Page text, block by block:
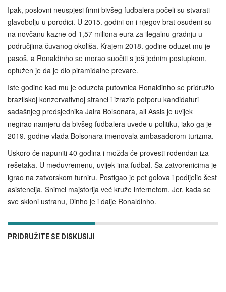
Ipak, poslovni neuspjesi firmi bivšeg fudbalera počeli su stvarati
glavobolju u porodici. U 2015. godini on i njegov brat osuđeni su
na novčanu kazne od 1,57 miliona eura za ilegalnu gradnju u
područjima čuvanog okoliša. Krajem 2018. godine oduzet mu je
pasoš, a Ronaldinho se morao suočiti s još jednim postupkom,
optužen je da je dio piramidalne prevare.
Iste godine kad mu je oduzeta putovnica Ronaldinho se pridružio
brazilskoj konzervativnoj stranci i izrazio potporu kandidaturi
sadašnjeg predsjednika Jaira Bolsonara, ali Assis je uvijek
negirao namjeru da bivšeg fudbalera uvede u politiku, iako ga je
2019. godine vlada Bolsonara imenovala ambasadorom turizma.
Uskoro će napuniti 40 godina i možda će provesti rođendan iza
rešetaka. U međuvremenu, uvijek ima fudbal. Sa zatvorenicima je
igrao na zatvorskom turniru. Postigao je pet golova i podijelio šest
asistencija. Snimci majstorija već kruže internetom. Jer, kada se
sve skloni ustranu, Dinho je i dalje Ronaldinho.
PRIDRUŽITE SE DISKUSIJI